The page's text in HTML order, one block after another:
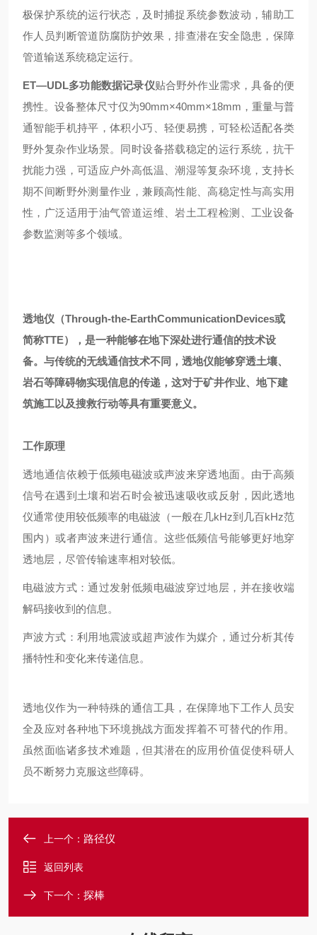
极保护系统的运行状态，及时捕捉系统参数波动，辅助工
作人员判断管道防腐防护效果，排查潜在安全隐患，保障
管道输送系统稳定运行。
ET—UDL多功能数据记录仪贴合野外作业需求，具备的便
携性。设备整体尺寸仅为90mm×40mm×18mm，重量与普
通智能手机持平，体积小巧、轻便易携，可轻松适配各类
野外复杂作业场景。同时设备搭载稳定的运行系统，抗干
扰能力强，可适应户外高低温、潮湿等复杂环境，支持长
期不间断野外测量作业，兼顾高性能、高稳定性与高实用
性，广泛适用于油气管道运维、岩土工程检测、工业设备
参数监测等多个领域。
透地仪（Through-the-EarthCommunicationDevices或
简称TTE），是一种能够在地下深处进行通信的技术设
备。与传统的无线通信技术不同，透地仪能够穿透土壤、
岩石等障碍物实现信息的传递，这对于矿井作业、地下建
筑施工以及搜救行动等具有重要意义。
工作原理
透地通信依赖于低频电磁波或声波来穿透地面。由于高频
信号在遇到土壤和岩石时会被迅速吸收或反射，因此透地
仪通常使用较低频率的电磁波（一般在几kHz到几百kHz范
围内）或者声波来进行通信。这些低频信号能够更好地穿
透地层，尽管传输速率相对较低。
电磁波方式：通过发射低频电磁波穿过地层，并在接收端
解码接收到的信息。
声波方式：利用地震波或超声波作为媒介，通过分析其传
播特性和变化来传递信息。
透地仪作为一种特殊的通信工具，在保障地下工作人员安
全及应对各种地下环境挑战方面发挥着不可替代的作用。
虽然面临诸多技术难题，但其潜在的应用价值促使科研人
员不断努力克服这些障碍。
上一个： 路径仪
返回列表
下一个： 探棒